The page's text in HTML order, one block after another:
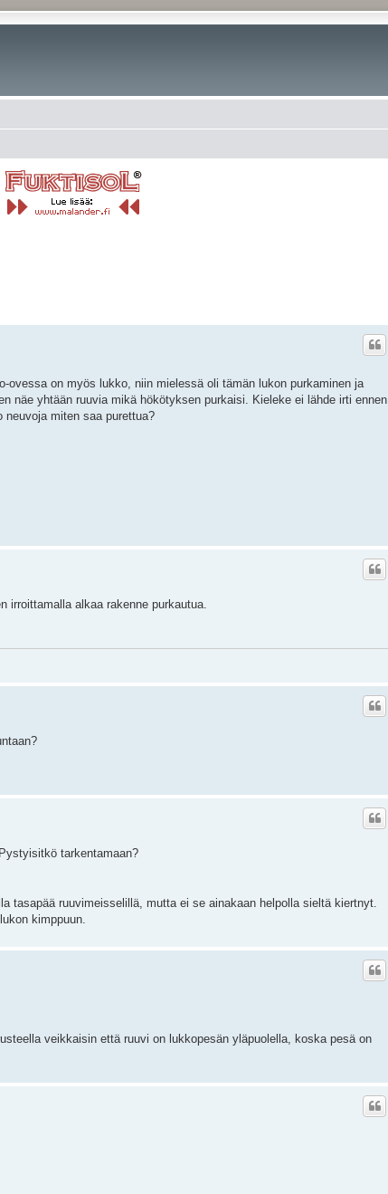
on myös lukko, niin mielessä oli tämän lukon purkaminen ja
näe yhtään ruuvia mikä hökötyksen purkaisi. Kieleke ei lähde irti ennen
miten saa purettua?
irroittamalla alkaa rakenne purkautua.
tarkentamaan?
tasapää ruuvimeisselillä, mutta ei se ainakaan helpolla sieltä kiertnyt.
kimppuun.
veikkaisin että ruuvi on lukkopesän yläpuolella, koska pesä on